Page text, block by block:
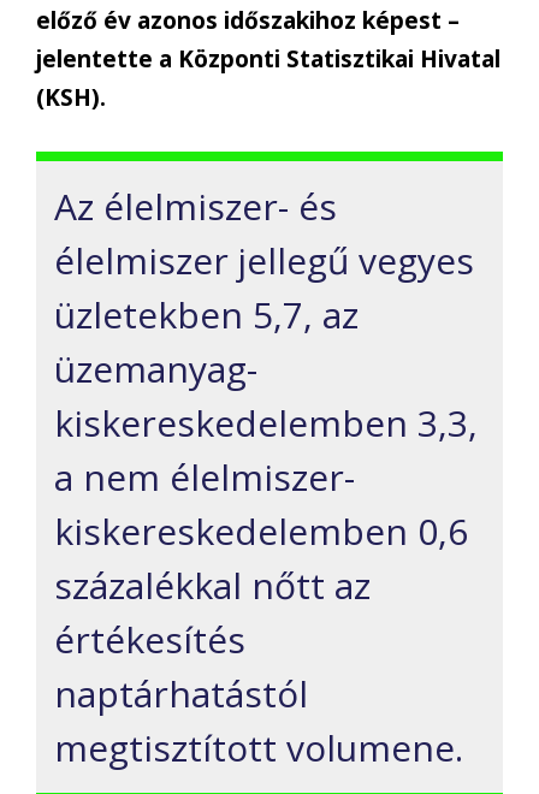
előző év azonos időszakihoz képest –
jelentette a Központi Statisztikai Hivatal
(KSH).
Az élelmiszer- és
élelmiszer jellegű vegyes
üzletekben 5,7, az
üzemanyag-
kiskereskedelemben 3,3,
a nem élelmiszer-
kiskereskedelemben 0,6
százalékkal nőtt az
értékesítés
naptárhatástól
megtisztított volumene.